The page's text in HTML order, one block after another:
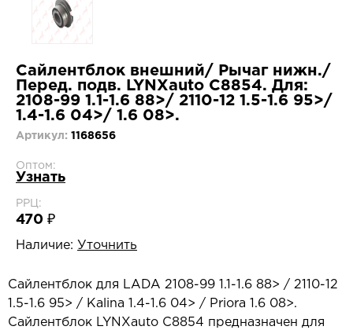
Сайлентблок внешний/ Рычаг нижн./
Перед. подв. LYNXauto C8854. Для:
2108-99 1.1-1.6 88>/ 2110-12 1.5-1.6 95>/
1.4-1.6 04>/ 1.6 08>.
Артикул: 1168656
Оптом:
Узнать
РРЦ:
470 ₽
Наличие: Уточнить
Сайлентблок для LADA 2108-99 1.1-1.6 88> / 2110-12
1.5-1.6 95> / Kalina 1.4-1.6 04> / Priora 1.6 08>.
Сайлентблок LYNXauto C8854 предназначен для